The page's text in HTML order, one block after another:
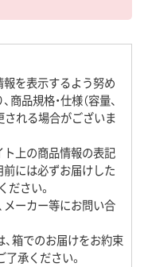
報を表示するよう努め
品規格・仕様（容量、
される場合がございま
ト上の商品情報の表記
前には必ずお届けした
さい。
メーカー等にお問い合
、箱でのお届けをお約束
承ください。